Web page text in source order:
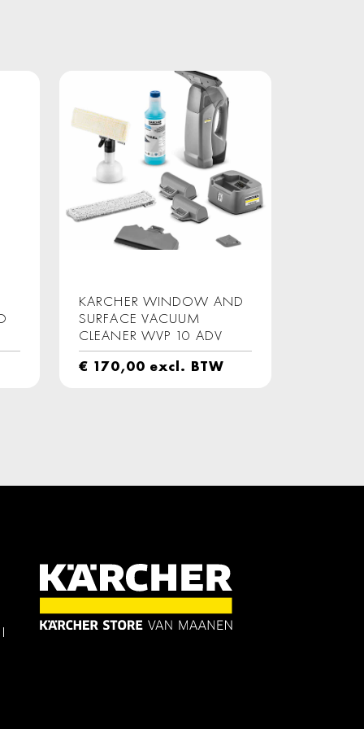
KARCHER WINDOW AND
SURFACE VACUUM
CLEANER WVP 10 ADV
€ 170,00 excl. BTW